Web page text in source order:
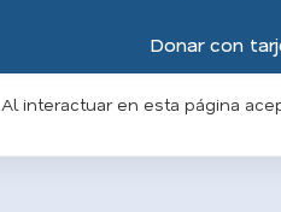
Donar con
Al interactuar en esta página